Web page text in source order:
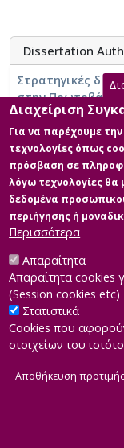
Dissertation
Στρατηγικές
στην
διδασκαλίας
Developed by
Διαχείριση
Για να παρέχουμε
τεχνολογίες όπως
πρόσβαση σε
λόγω τεχνολογίες θα
δεδομένα
περιήγησης ή
Περισσότερα
Απαραίτητα
Απαραίτητα cookies
(Session cookies etc)
Στατιστικά
Cookies που
στοιχείων του
Αποθήκευση